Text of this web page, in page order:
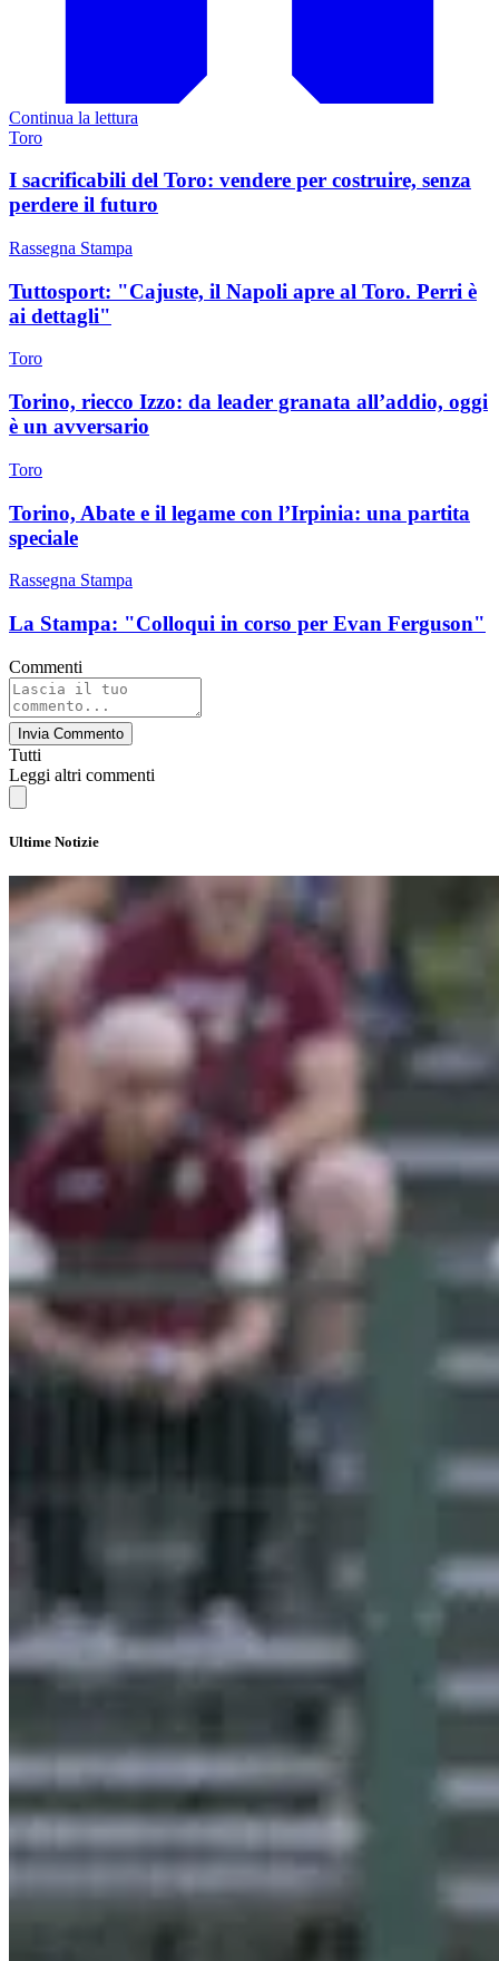
Continua la lettura
Toro
I sacrificabili del Toro: vendere per costruire, senza
perdere il futuro
Rassegna Stampa
Tuttosport: "Cajuste, il Napoli apre al Toro. Perri è
ai dettagli"
Toro
Torino, riecco Izzo: da leader granata all’addio, oggi
è un avversario
Toro
Torino, Abate e il legame con l’Irpinia: una partita
speciale
Rassegna Stampa
La Stampa: "Colloqui in corso per Evan Ferguson"
Commenti
Invia Commento
Tutti
Leggi altri commenti
Ultime Notizie